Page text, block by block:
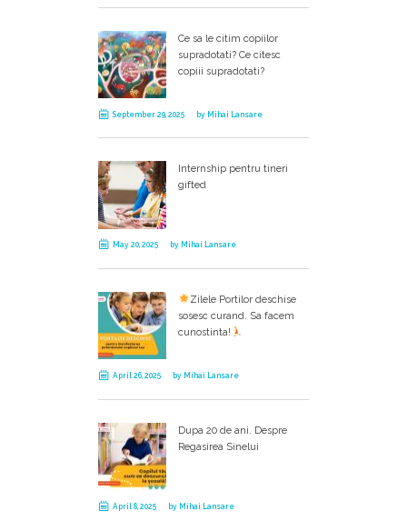
Ce sa le citim copiilor
supradotati? Ce citesc
copiii supradotati?
September 29, 2025 by Mihai Lansare
Internship pentru tineri
gifted
May 20, 2025 by Mihai Lansare
Zilele Portilor deschise
sosesc curand. Sa facem
cunostinta!
April 26, 2025 by Mihai Lansare
Dupa 20 de ani. Despre
Regasirea Sinelui
April 8, 2025 by Mihai Lansare